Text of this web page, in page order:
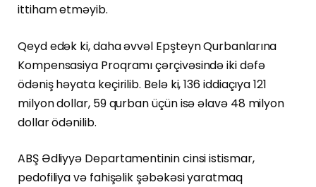
ittiham etməyib.
Qeyd edək ki, daha əvvəl Epşteyn Qurbanlarına
Kompensasiya Proqramı çərçivəsində iki dəfə
ödəniş həyata keçirilib. Belə ki, 136 iddiaçıya 121
milyon dollar, 59 qurban üçün isə əlavə 48 milyon
dollar ödənilib.
ABŞ Ədliyyə Departamentinin cinsi istismar,
pedofiliya və fahişəlik şəbəkəsi yaratmaq